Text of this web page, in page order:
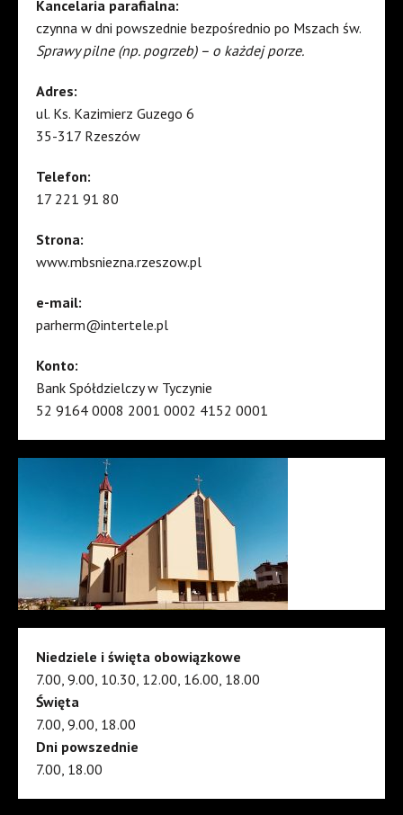
Kancelaria parafialna:
czynna w dni powszednie bezpośrednio po Mszach św.
Sprawy pilne (np. pogrzeb) – o każdej porze.
Adres:
ul. Ks. Kazimierz Guzego 6
35-317 Rzeszów
Telefon:
17 221 91 80
Strona:
www.mbsniezna.rzeszow.pl
e-mail:
parherm@intertele.pl
Konto:
Bank Spółdzielczy w Tyczynie
52 9164 0008 2001 0002 4152 0001
Niedziele i święta obowiązkowe
7.00, 9.00, 10.30, 12.00, 16.00, 18.00
Święta
7.00, 9.00, 18.00
Dni powszednie
7.00, 18.00